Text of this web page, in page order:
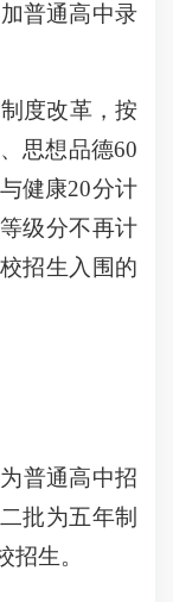
普通高中录
度改革，按
思想品德60
健康20分计
级分不再计
招生入围的
普通高中招
批为五年制
生。